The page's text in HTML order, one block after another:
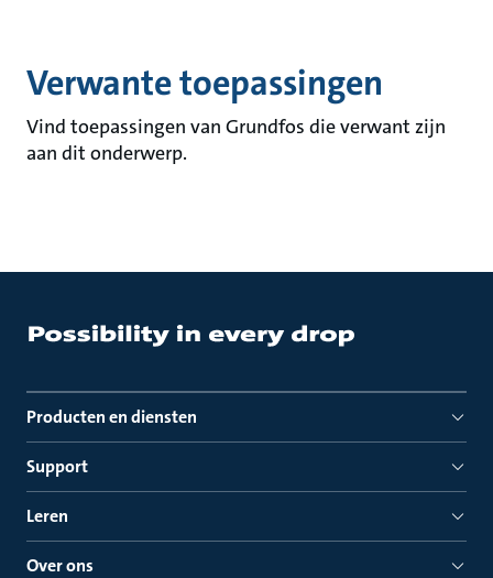
Verwante toepassingen
Vind toepassingen van Grundfos die verwant zijn
aan dit onderwerp.
Producten en diensten
Support
Leren
Over ons